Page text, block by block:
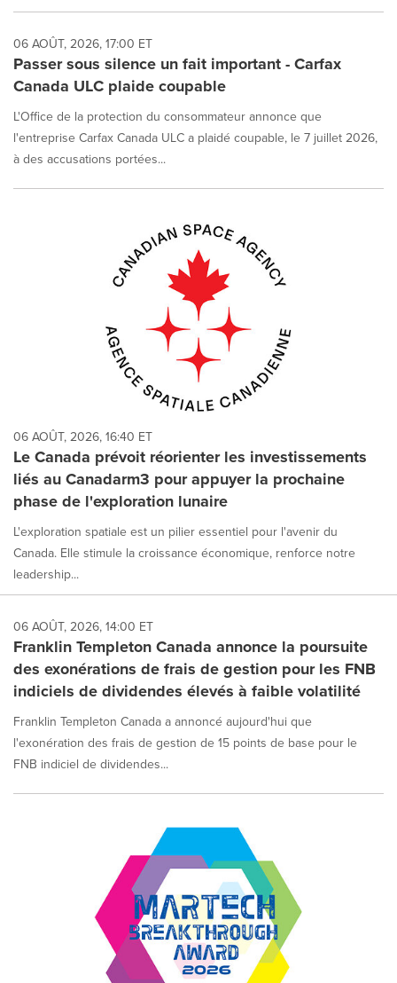
06 AOÛT, 2026, 17:00 ET
Passer sous silence un fait important - Carfax
Canada ULC plaide coupable
L'Office de la protection du consommateur annonce que
l'entreprise Carfax Canada ULC a plaidé coupable, le 7 juillet 2026,
à des accusations portées...
06 AOÛT, 2026, 16:40 ET
Le Canada prévoit réorienter les investissements
liés au Canadarm3 pour appuyer la prochaine
phase de l'exploration lunaire
L'exploration spatiale est un pilier essentiel pour l'avenir du
Canada. Elle stimule la croissance économique, renforce notre
leadership...
06 AOÛT, 2026, 14:00 ET
Franklin Templeton Canada annonce la poursuite
des exonérations de frais de gestion pour les FNB
indiciels de dividendes élevés à faible volatilité
Franklin Templeton Canada a annoncé aujourd'hui que
l'exonération des frais de gestion de 15 points de base pour le
FNB indiciel de dividendes...